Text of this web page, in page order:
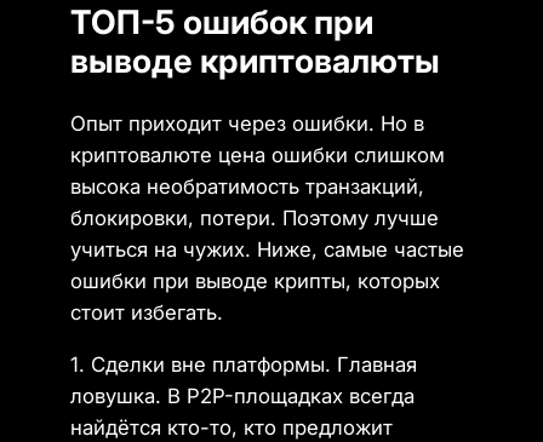
ТОП-5 ошибок при
выводе криптовалюты
Опыт приходит через ошибки. Но в
криптовалюте цена ошибки слишком
высока необратимость транзакций,
блокировки, потери. Поэтому лучше
учиться на чужих. Ниже, самые частые
ошибки при выводе крипты, которых
стоит избегать.
1. Сделки вне платформы. Главная
ловушка. В P2P-площадках всегда
найдётся кто-то, кто предложит